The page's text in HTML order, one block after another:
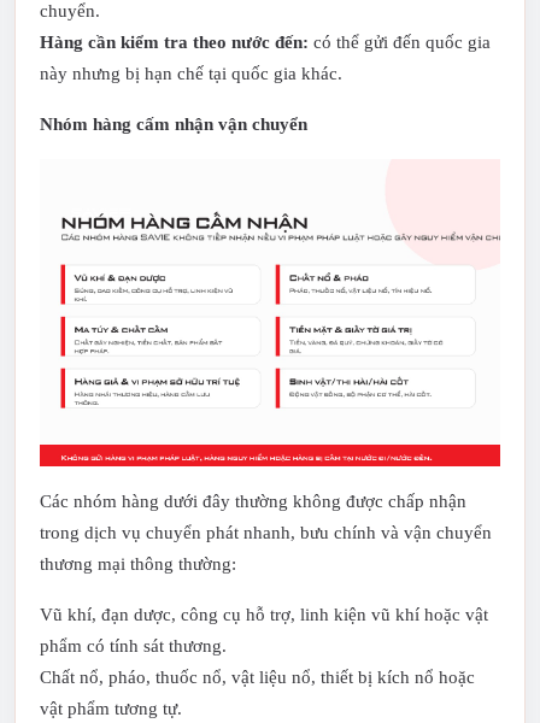
chuyển.
Hàng cần kiểm tra theo nước đến: có thể gửi đến quốc gia
này nhưng bị hạn chế tại quốc gia khác.
Nhóm hàng cấm nhận vận chuyển
Các nhóm hàng dưới đây thường không được chấp nhận
trong dịch vụ chuyển phát nhanh, bưu chính và vận chuyển
thương mại thông thường:
Vũ khí, đạn dược, công cụ hỗ trợ, linh kiện vũ khí hoặc vật
phẩm có tính sát thương.
Chất nổ, pháo, thuốc nổ, vật liệu nổ, thiết bị kích nổ hoặc
vật phẩm tương tự.